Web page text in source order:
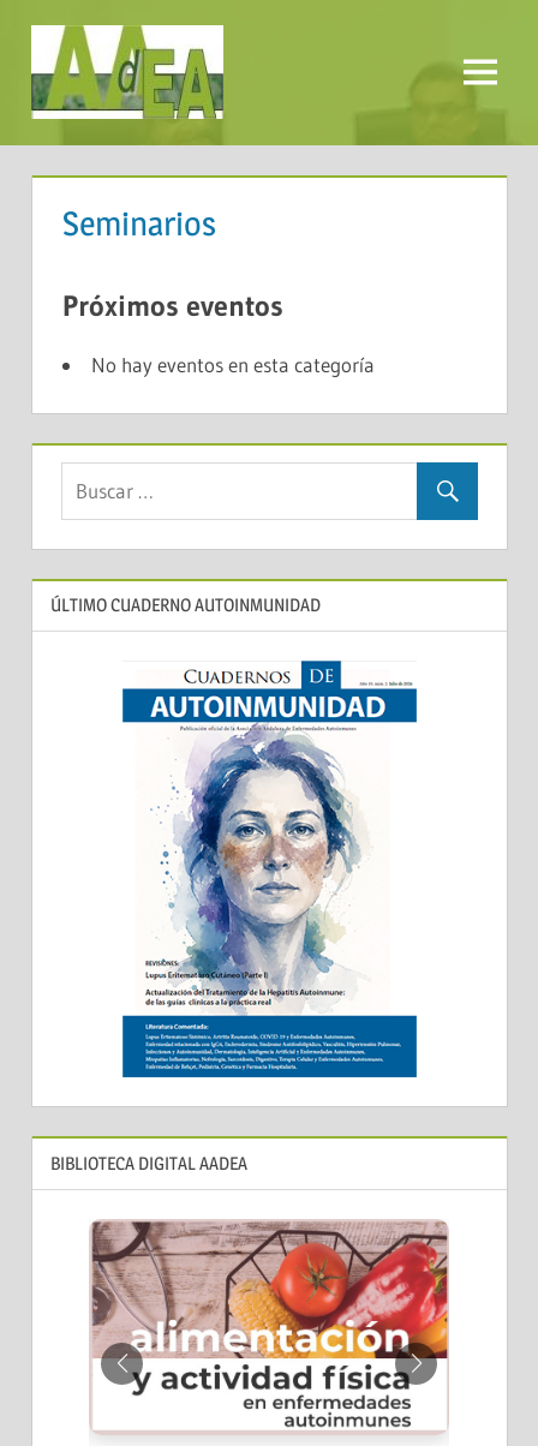
contenido
AADEA Menú
Seminarios
Próximos eventos
No hay eventos en esta categoría
ÚLTIMO CUADERNO AUTOINMUNIDAD
BIBLIOTECA DIGITAL AADEA